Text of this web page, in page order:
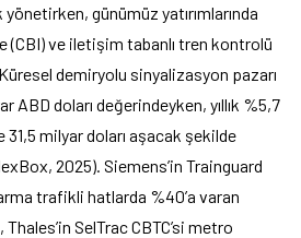
günümüz yatırımlarında
(CBI) ve iletişim tabanlı tren kontrolü
demiryolu sinyalizasyon pazarı
ABD doları değerindeyken, yıllık %5,7
31,5 milyar doları aşacak şekilde
2025). Siemens’in Trainguard
trafikli hatlarda %40’a varan
SelTrac CBTC’si metro